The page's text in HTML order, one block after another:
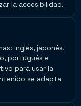
la accesibilidad.
inglés, japonés,
portugués e
para usar la
se adapta